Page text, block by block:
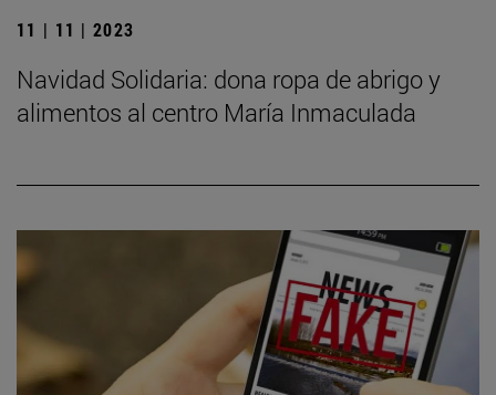
11 | 11 | 2023
Navidad Solidaria: dona ropa de abrigo y
alimentos al centro María Inmaculada